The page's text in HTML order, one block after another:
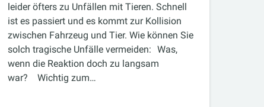
leider öfters zu Unfällen mit Tieren. Schnell
ist es passiert und es kommt zur Kollision
zwischen Fahrzeug und Tier. Wie können Sie
solch tragische Unfälle vermeiden: Was,
wenn die Reaktion doch zu langsam
war? Wichtig zum…